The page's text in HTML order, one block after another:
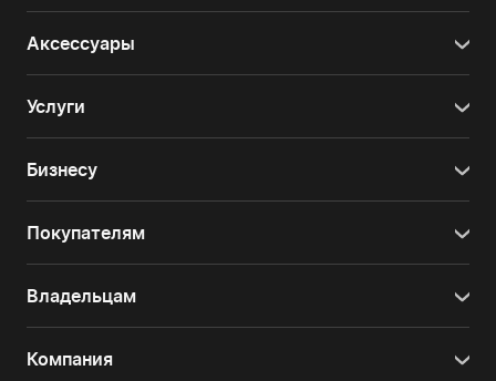
Аксессуары
Услуги
Бизнесу
Покупателям
Владельцам
Компания